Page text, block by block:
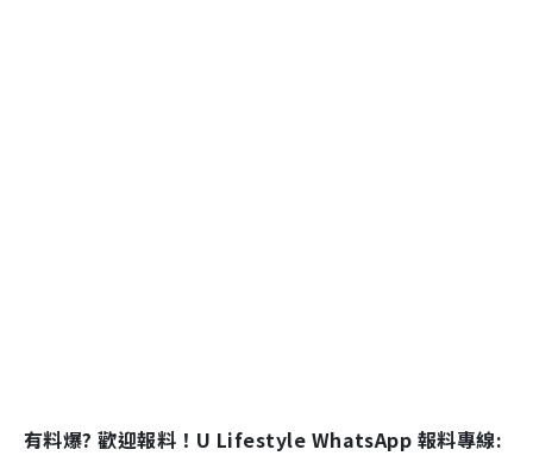
有料爆? 歡迎報料！U Lifestyle WhatsApp 報料專線: